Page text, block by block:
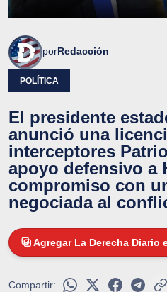
porRedacción
POLÍTICA
El presidente
anunció una
interceptores
apoyo defensivo a
compromiso con
negociada al
Agregar La Derecha Diario
Compartir: